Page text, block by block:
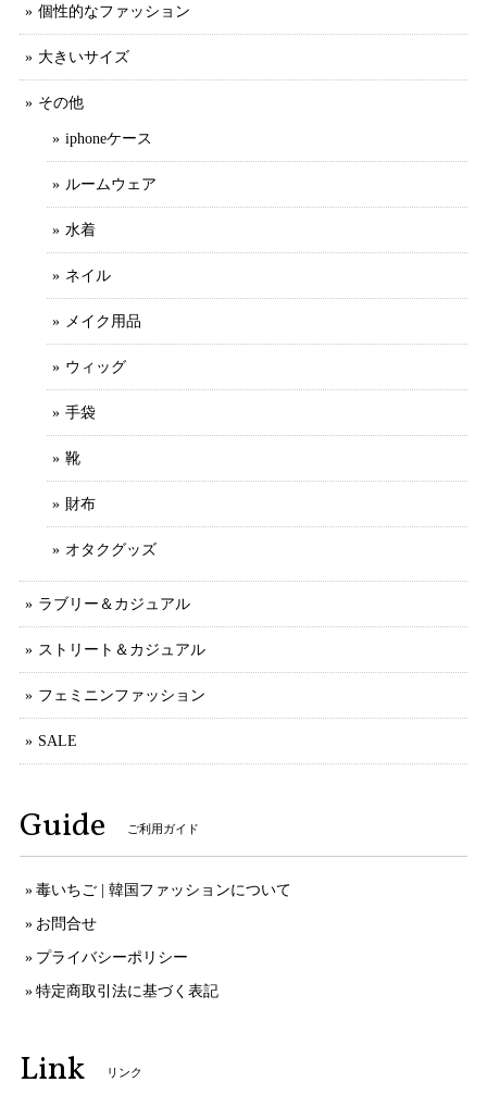
個性的なファッション
大きいサイズ
その他
iphoneケース
ルームウェア
水着
ネイル
メイク用品
ウィッグ
手袋
靴
財布
オタクグッズ
ラブリー＆カジュアル
ストリート＆カジュアル
フェミニンファッション
SALE
Guide ご利用ガイド
毒いちご | 韓国ファッションについて
お問合せ
プライバシーポリシー
特定商取引法に基づく表記
Link リンク